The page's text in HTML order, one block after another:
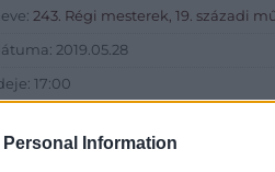
Information
243. Régi mesterek, 19. századi
2019.05.28
17:00
289